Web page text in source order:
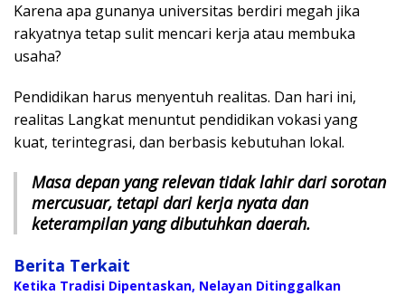
Karena apa gunanya universitas berdiri megah jika
rakyatnya tetap sulit mencari kerja atau membuka
usaha?
Pendidikan harus menyentuh realitas. Dan hari ini,
realitas Langkat menuntut pendidikan vokasi yang
kuat, terintegrasi, dan berbasis kebutuhan lokal.
Masa depan yang relevan tidak lahir dari sorotan
mercusuar, tetapi dari kerja nyata dan
keterampilan yang dibutuhkan daerah.
Berita Terkait
Ketika Tradisi Dipentaskan, Nelayan Ditinggalkan